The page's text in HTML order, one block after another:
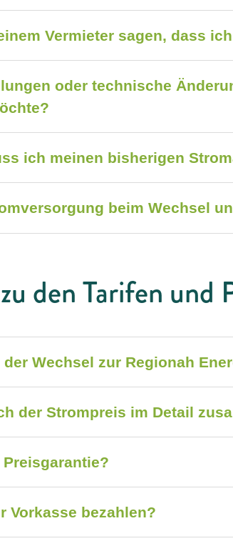
Vermieter sagen, dass
oder technische
ich meinen bisherigen
beim Wechsel
den Tarifen und
Wechsel zur Regionah
der Strompreis im Detail
Vorkasse bezahlen?